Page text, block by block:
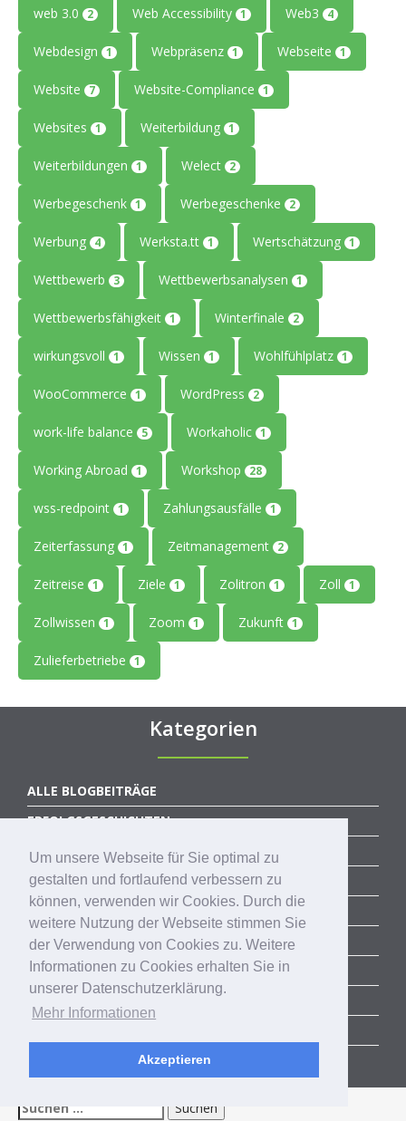
Um unsere Webseite für Sie optimal zu
gestalten und fortlaufend verbessern zu
können, verwenden wir Cookies. Durch die
weitere Nutzung der Webseite stimmen Sie
der Verwendung von Cookies zu. Weitere
Informationen zu Cookies erhalten Sie in
unserer Datenschutzerklärung.
Mehr Informationen
Akzeptieren
web 3.0 2 Web Accessibility 1 Web3 4
Webdesign 1 Webpräsenz 1 Webseite 1
Website 7 Website-Compliance 1
Websites 1 Weiterbildung 1
Weiterbildungen 1 Welect 2
Werbegeschenk 1 Werbegeschenke 2
Werbung 4 Werksta.tt 1 Wertschätzung 1
Wettbewerb 3 Wettbewerbsanalysen 1
Wettbewerbsfähigkeit 1 Winterfinale 2
wirkungsvoll 1 Wissen 1 Wohlfühlplatz 1
WooCommerce 1 WordPress 2
work-life balance 5 Workaholic 1
Working Abroad 1 Workshop 28
wss-redpoint 1 Zahlungsausfälle 1
Zeiterfassung 1 Zeitmanagement 2
Zeitreise 1 Ziele 1 Zolitron 1 Zoll 1
Zollwissen 1 Zoom 1 Zukunft 1
Zulieferbetriebe 1
Kategorien
ALLE BLOGBEITRÄGE
ERFOLGSGESCHICHTEN
ACCELERATOR
SUCCESS STORIES
COMMUNITY
CORPORATE SERVICES
RHEINLAND-PITCH
Suchen